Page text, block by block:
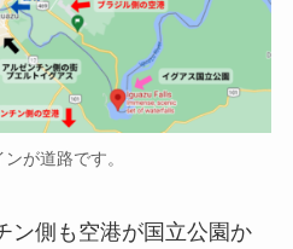
が道路です。
ン側も空港が国立公園か